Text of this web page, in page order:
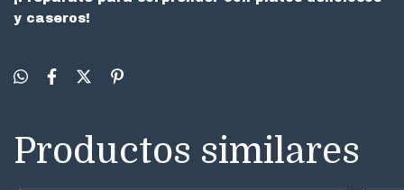
y caseros!
Productos similares